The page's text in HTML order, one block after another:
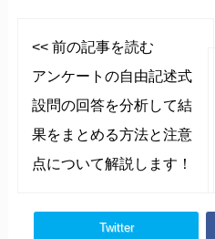
<< 前の記事を読む
アンケートの自由記述式
設問の回答を分析して結
果をまとめる方法と注意
点について解説します！
Twitter